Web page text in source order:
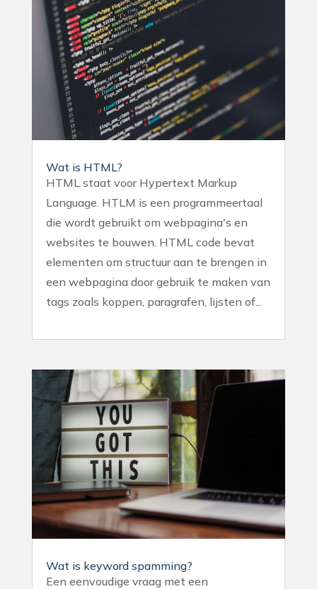
Wat is HTML?
HTML staat voor Hypertext Markup
Language. HTLM is een programmeertaal
die wordt gebruikt om webpagina's en
websites te bouwen. HTML code bevat
elementen om structuur aan te brengen in
een webpagina door gebruik te maken van
tags zoals koppen, paragrafen, lijsten of...
Wat is keyword spamming?
Een eenvoudige vraag met een